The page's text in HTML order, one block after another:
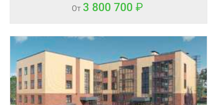
От 3 800 700